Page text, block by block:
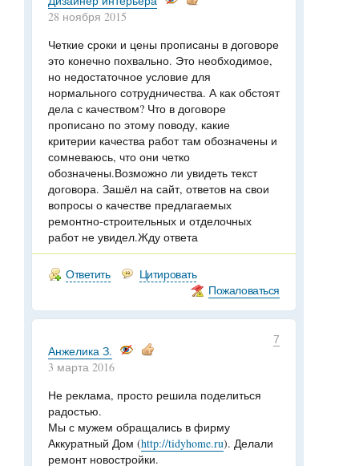
28 ноября 2015
Четкие сроки и цены прописаны в договоре
это конечно похвально. Это необходимое,
но недостаточное условие для
нормального сотрудничества. А как обстоят
дела с качеством? Что в договоре
прописано по этому поводу, какие
критерии качества работ там обозначены и
сомневаюсь, что они четко
обозначены.Возможно ли увидеть текст
договора. Зашёл на сайт, ответов на свои
вопросы о качестве предлагаемых
ремонтно-строительных и отделочных
работ не увидел.Жду ответа
Ответить
Цитировать
Пожаловаться
7
Анжелика З.
3 марта 2016
Не реклама, просто решила поделиться
радостью.
Мы с мужем обращались в фирму
Аккуратный Дом (http://tidyhome.ru). Делали
ремонт новостройки.